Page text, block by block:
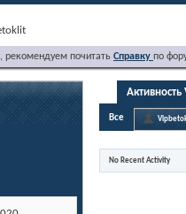
рекомендуем почитать Справку по
Все
No Recent Activity